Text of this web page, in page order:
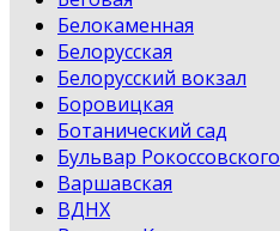
Белокаменная
Белорусская
Белорусский вокзал
Боровицкая
Ботанический сад
Бульвар Рокоссовского
Варшавская
ВДНХ